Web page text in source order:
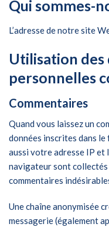
Qui sommes-
L’adresse de notre site
Utilisation des
personnelles
Commentaires
Quand vous laissez un
données inscrites dans
aussi votre adresse IP
navigateur sont collectés
commentaires
Une chaîne anonymisée
messagerie (également